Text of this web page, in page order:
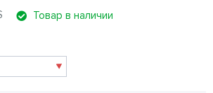
Товар в наличии